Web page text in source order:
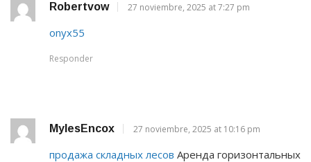
Robertvow 27 noviembre, 2025 at 7:27 pm
onyx55
Responder
MylesEncox 27 noviembre, 2025 at 10:16 pm
продажа складных лесов Аренда горизонтальных